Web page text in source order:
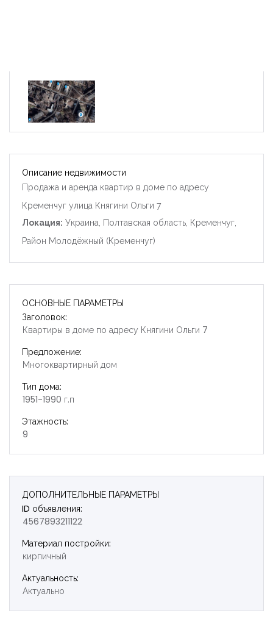
Описание недвижимости
Продажа и аренда квартир в доме по адресу
Кременчуг улица Княгини Ольги 7
Локация: Украина, Полтавская область, Кременчуг,
Район Молодёжный (Кременчуг)
ОСНОВНЫЕ ПАРАМЕТРЫ
Заголовок:
Квартиры в доме по адресу Княгини Ольги 7
Предложение:
Многоквартирный дом
Тип дома:
1951-1990 г.п
Этажность:
9
ДОПОЛНИТЕЛЬНЫЕ ПАРАМЕТРЫ
ID объявления:
4567893211122
Материал постройки:
кирпичный
Актуальность:
Актуально